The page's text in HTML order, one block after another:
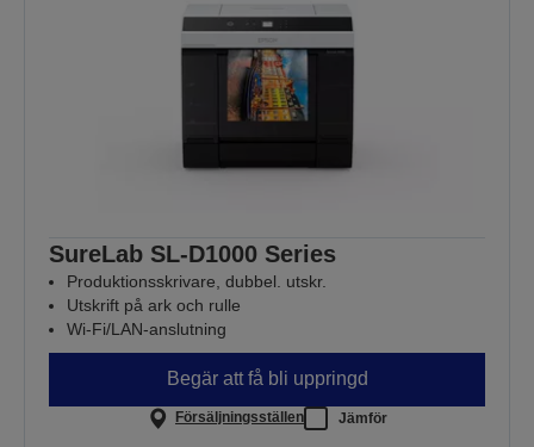
SureLab SL-D1000 Series
Produktionsskrivare, dubbel. utskr.
Utskrift på ark och rulle
Wi-Fi/LAN-anslutning
Begär att få bli uppringd
Försäljningsställen Jämför